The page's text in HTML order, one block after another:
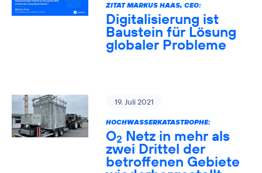
ZITAT MARKUS HAAS, CEO:
Digitalisierung ist
Baustein für Lösung
globaler Probleme
19. Juli 2021
HOCHWASSERKATASTROPHE:
O2 Netz in mehr als
zwei Drittel der
betroffenen Gebiete